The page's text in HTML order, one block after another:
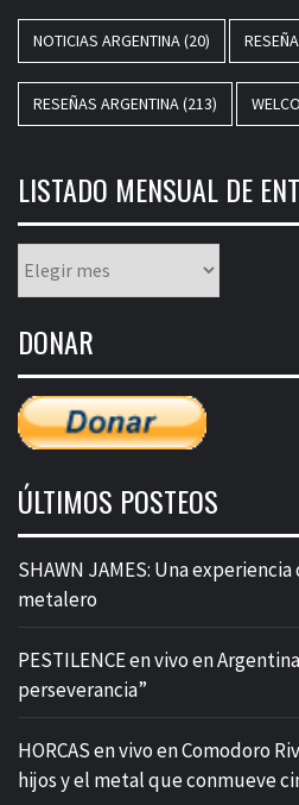
NOTICIAS ARGENTINA(20)
RESEÑAS ARGENTINA(213)
LISTADO MENSUAL DE
mensual
entradas
DONAR
ÚLTIMOS POSTEOS
SHAWN JAMES: Una
metalero
PESTILENCE en vivo en
perseverancia”
HORCAS en vivo en Comodoro
hijos y el metal que conmueve